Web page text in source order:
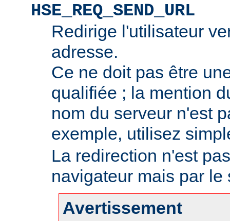
HSE_REQ_SEND_URL
Redirige l'utilisateur
adresse.
Ce ne doit pas être
qualifiée ; la mention
nom du serveur n'est
exemple, utilisez
La redirection n'est
navigateur mais par le
Avertissement